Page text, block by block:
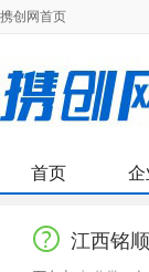
携创网首页
首页 企
江西铭